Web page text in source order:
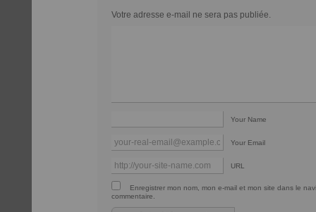
Votre adresse e-mail ne sera pas publiée.
Your Name
Your Email
URL
Enregistrer mon nom, mon e-mail et mon site dans le
commentaire.